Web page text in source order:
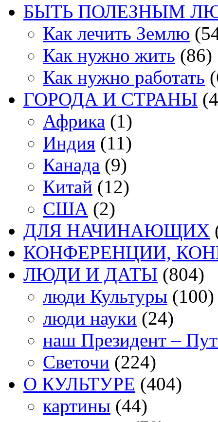
БЫТЬ ПОЛЕЗНЫМ
Как лечить Землю
Как нужно жить (86)
Как нужно работать
ГОРОДА И СТРАНЫ
Африка (1)
Индия (11)
Канада (9)
Китай (12)
США (2)
ДЛЯ НАЧИНАЮЩИХ
КОНФЕРЕНЦИИ,
ЛЮДИ И ДАТЫ (804)
люди Культуры (100)
люди науки (24)
наш Президент –
Светочи (224)
О КУЛЬТУРЕ (404)
картины (44)